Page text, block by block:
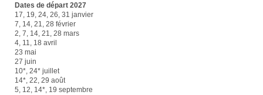
Dates de départ 2027
17, 19, 24, 26, 31 janvier
7, 14, 21, 28 février
2, 7, 14, 21, 28 mars
4, 11, 18 avril
23 mai
27 juin
10*, 24* juillet
14*, 22, 29 août
5, 12, 14*, 19 septembre